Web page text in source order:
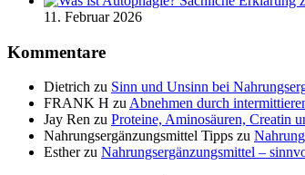
11. Februar 2026
Kommentare
Dietrich zu Sinn und Unsinn bei
FRANK H zu Abnehmen durch
Jay Ren zu Proteine, Aminosäuren, Creatin
Nahrungsergänzungsmittel Tipps zu
Estherzu Nahrungsergänzungsmittel –